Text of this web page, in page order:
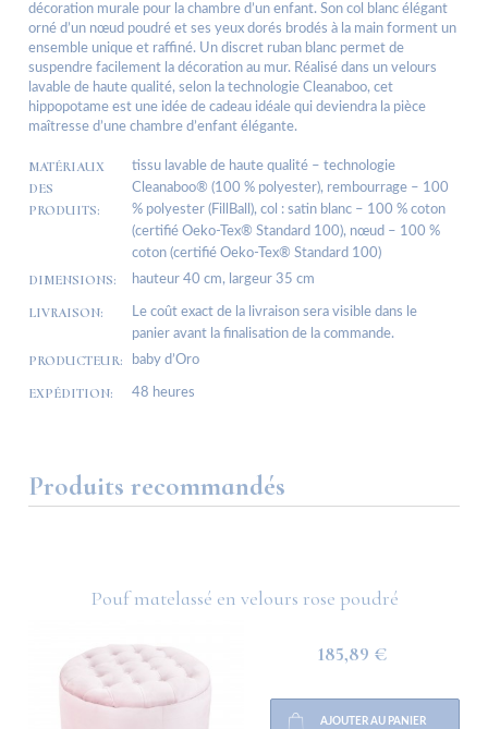
décoration murale pour la chambre d’un enfant. Son col blanc élégant
orné d’un nœud poudré et ses yeux dorés brodés à la main forment un
ensemble unique et raffiné. Un discret ruban blanc permet de
suspendre facilement la décoration au mur. Réalisé dans un velours
lavable de haute qualité, selon la technologie Cleanaboo, cet
hippopotame est une idée de cadeau idéale qui deviendra la pièce
maîtresse d’une chambre d’enfant élégante.
MATÉRIAUX
DES
PRODUITS:
tissu lavable de haute qualité – technologie
Cleanaboo® (100 % polyester), rembourrage – 100
% polyester (FillBall), col : satin blanc – 100 % coton
(certifié Oeko-Tex® Standard 100), nœud – 100 %
coton (certifié Oeko-Tex® Standard 100)
DIMENSIONS: hauteur 40 cm, largeur 35 cm
LIVRAISON:
Le coût exact de la livraison sera visible dans le
panier avant la finalisation de la commande.
PRODUCTEUR: baby d’Oro
EXPÉDITION: 48 heures
Produits recommandés
Pouf matelassé en velours rose poudré
185,89 €
AJOUTER AU PANIER